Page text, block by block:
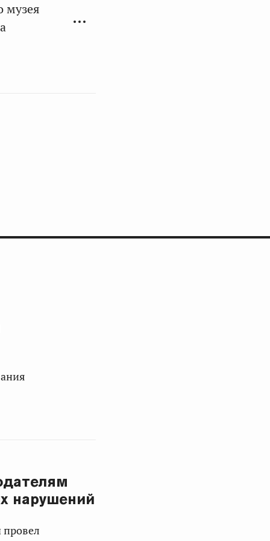
музея
нарушений
провел